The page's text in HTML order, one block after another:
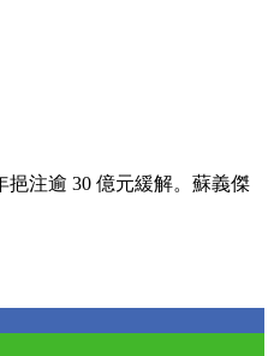
挹注逾 30 億元緩解。蘇義傑